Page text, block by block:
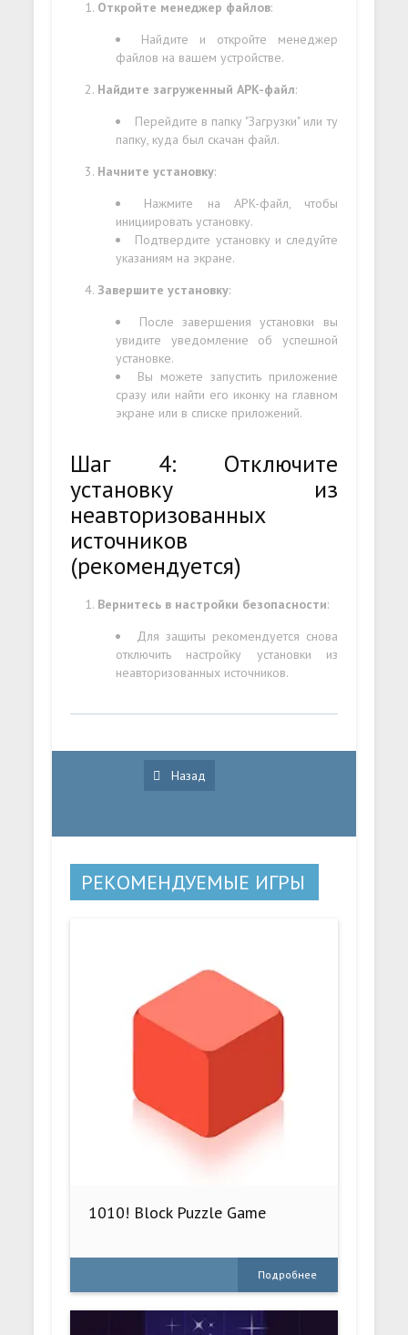
Откройте менеджер файлов:
Найдите и откройте менеджер
файлов на вашем устройстве.
Найдите загруженный APK-файл:
Перейдите в папку "Загрузки" или ту
папку, куда был скачан файл.
Начните установку:
Нажмите на APK-файл, чтобы
инициировать установку.
Подтвердите установку и следуйте
указаниям на экране.
Завершите установку:
После завершения установки вы
увидите уведомление об успешной
установке.
Вы можете запустить приложение
сразу или найти его иконку на главном
экране или в списке приложений.
Шаг 4: Отключите
установку из
неавторизованных
источников
(рекомендуется)
Вернитесь в настройки безопасности:
Для защиты рекомендуется снова
отключить настройку установки из
неавторизованных источников.
Назад
РЕКОМЕНДУЕМЫЕ ИГРЫ
1010! Block Puzzle Game
Подробнее